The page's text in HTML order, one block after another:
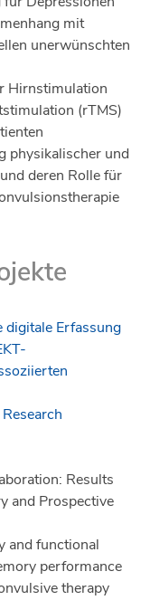
mit
unerwünschten
Hirnstimulation
(rTMS)
physikalischer und
deren Rolle für
digitale Erfassung
Results
and Prospective
and functional
performance
therapy